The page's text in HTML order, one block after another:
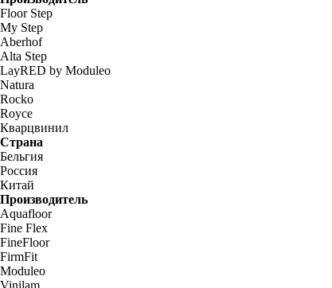
Floor Step
My Step
Aberhof
Alta Step
LayRED by Moduleo
Natura
Rocko
Royce
Кварцвинил
Страна
Бельгия
Россия
Китай
Производитель
Aquafloor
Fine Flex
FineFloor
FirmFit
Moduleo
Vinilam